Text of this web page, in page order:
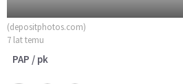
(depositphotos.com)
7 lat temu
PAP / pk